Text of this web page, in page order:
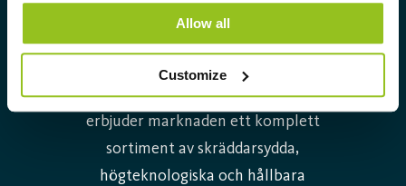
Allow all
Customize
varumärket LUMA. Härifrån har vi
fortsatt att utveckla vår
spetskompetens inom belysning och
erbjuder marknaden ett komplett
sortiment av skräddarsydda,
högteknologiska och hållbara